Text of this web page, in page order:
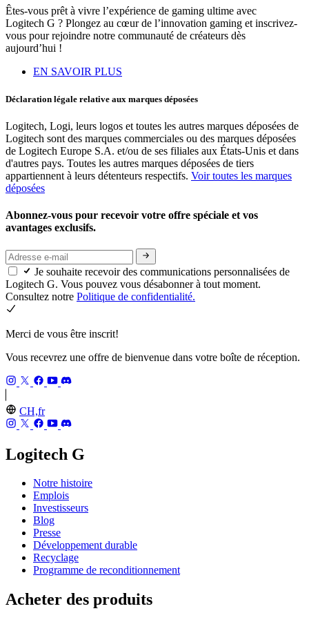
Êtes-vous prêt à vivre l’expérience de gaming ultime avec
Logitech G ? Plongez au cœur de l’innovation gaming et inscrivez-
vous pour rejoindre notre communauté de créateurs dès
aujourd’hui !
EN SAVOIR PLUS
Déclaration légale relative aux marques déposées
Logitech, Logi, leurs logos et toutes les autres marques déposées de
Logitech sont des marques commerciales ou des marques déposées
de Logitech Europe S.A. et/ou de ses filiales aux États-Unis et dans
d'autres pays. Toutes les autres marques déposées de tiers
appartiennent à leurs détenteurs respectifs. Voir toutes les marques
déposées
Abonnez-vous pour recevoir votre offre spéciale et vos
avantages exclusifs.
Je souhaite recevoir des communications personnalisées de
Logitech G. Vous pouvez vous désabonner à tout moment.
Consultez notre Politique de confidentialité.
Merci de vous être inscrit!
Vous recevrez une offre de bienvenue dans votre boîte de réception.
CH,fr
Logitech G
Notre histoire
Emplois
Investisseurs
Blog
Presse
Développement durable
Recyclage
Programme de reconditionnement
Acheter des produits